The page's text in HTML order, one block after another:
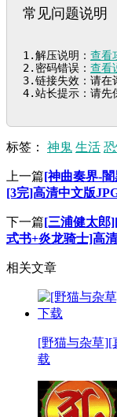
常见问题说明
1.解压说明： 查看
2.密码错误： 查看
3.链接失效：请在
4.站长提示：请先
标签： 神鬼 生活
上一篇[神曲奏界-
[3完]高清中文版
下一篇[三浦健太郎
式书+炎龙骑士]高
相关文章
[野猫与杂草][
载